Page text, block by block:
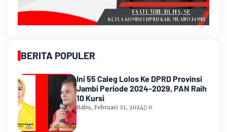
BERITA POPULER
Ini 55 Caleg Lolos Ke DPRD Provinsi
Jambi Periode 2024-2029, PAN Raih
10 Kursi
Rabu, Februari 21, 2024 0